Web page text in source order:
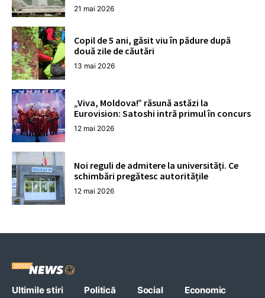
21 mai 2026
Copil de 5 ani, găsit viu în pădure după
două zile de căutări
13 mai 2026
„Viva, Moldova!” răsună astăzi la
Eurovision: Satoshi intră primul în concurs
12 mai 2026
Noi reguli de admitere la universități. Ce
schimbări pregătesc autoritățile
12 mai 2026
Ultimile stiri Politică Social
Economic